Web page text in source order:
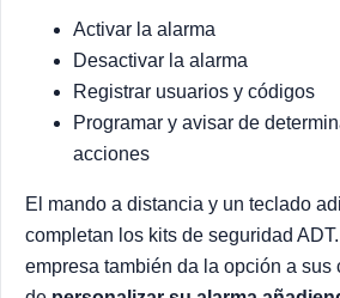
Activar la alarma
Desactivar la alarma
Registrar usuarios y códigos
Programar y avisar de
acciones
El mando a distancia y un teclado
completan los kits de seguridad
empresa también da la opción a sus